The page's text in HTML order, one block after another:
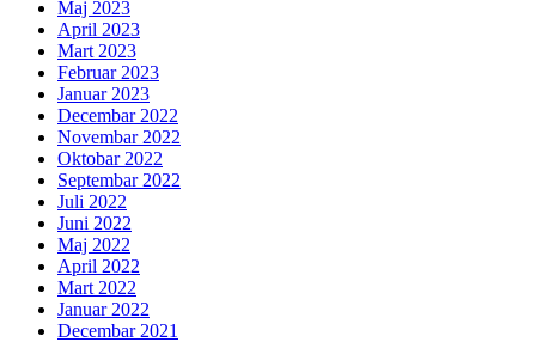
Maj 2023
April 2023
Mart 2023
Februar 2023
Januar 2023
Decembar 2022
Novembar 2022
Oktobar 2022
Septembar 2022
Juli 2022
Juni 2022
Maj 2022
April 2022
Mart 2022
Januar 2022
Decembar 2021